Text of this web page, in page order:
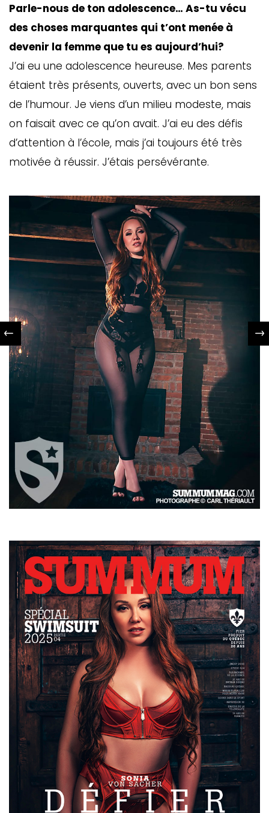
Parle-nous de ton adolescence… As-tu vécu
des choses marquantes qui t’ont menée à
devenir la femme que tu es aujourd’hui?
J’ai eu une adolescence heureuse. Mes parents
étaient très présents, ouverts, avec un bon sens
de l’humour. Je viens d’un milieu modeste, mais
on faisait avec ce qu’on avait. J’ai eu des défis
d’attention à l’école, mais j’ai toujours été très
motivée à réussir. J’étais persévérante.